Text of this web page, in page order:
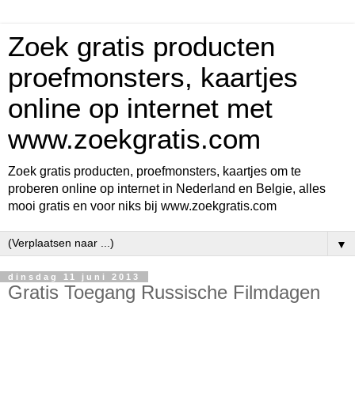
Zoek gratis producten
proefmonsters, kaartjes
online op internet met
www.zoekgratis.com
Zoek gratis producten, proefmonsters, kaartjes om te
proberen online op internet in Nederland en Belgie, alles
mooi gratis en voor niks bij www.zoekgratis.com
▼
dinsdag 11 juni 2013
Gratis Toegang Russische Filmdagen